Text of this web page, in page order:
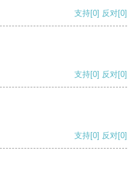
支持[0] 反对[0]
支持[0] 反对[0]
支持[0] 反对[0]